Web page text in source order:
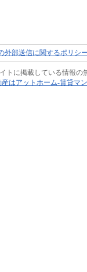
外部送信に関するポリシ
トに掲載している情報の
はアットホーム-賃貸マ